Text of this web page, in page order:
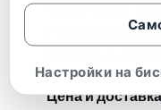
Брой части:
Размер на
Цена и
Настройки на